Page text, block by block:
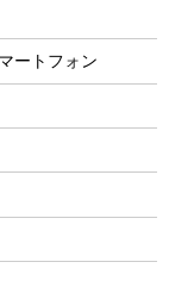
ートフォン